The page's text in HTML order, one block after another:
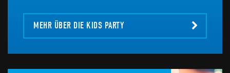
MEHR ÜBER DIE KIDS PARTY